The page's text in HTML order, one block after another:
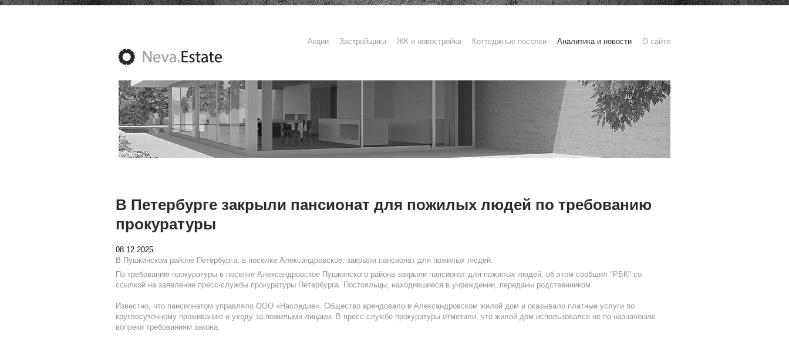
Акции Застройщики ЖК и новостройки Коттеджные поселки Аналитика и новости О сайте
В Петербурге закрыли пансионат для пожилых людей по требованию
прокуратуры
08.12.2025
В Пушкинском районе Петербурга, в поселке Александровское, закрыли пансионат для пожилых людей.
По требованию прокуратуры в поселке Александровское Пушкинского района закрыли пансионат для пожилых людей; об этом сообщил "РБК" со
ссылкой на заявление пресс-службы прокуратуры Петербурга. Постояльцы, находившиеся в учреждении, переданы родственником.
Известно, что пансионатом управляло ООО «Наследие». Общество арендовало в Александровском жилой дом и оказывало платные услуги по
круглосуточному проживанию и уходу за пожилыми лицами. В пресс-службе прокуратуры отметили, что жилой дом использовался не по назначению
вопреки требованиям закона.